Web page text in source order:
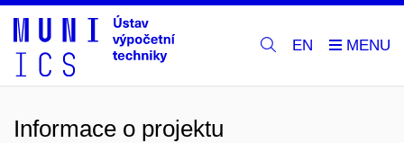
EN
Informace o projektu